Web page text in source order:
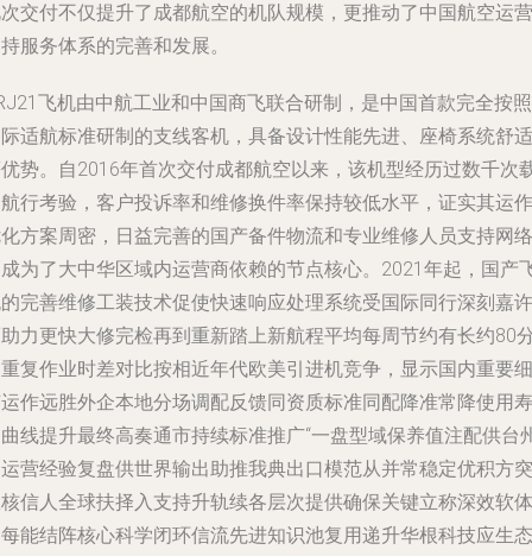
交付不仅提升了成都航空的机队规模，更推动了中国航空运营
服务体系的完善和发展。
飞机由中航工业和中国商飞联合研制，是中国首款完全按照
适航标准研制的支线客机，具备设计性能先进、座椅系统舒适
势。自2016年首次交付成都航空以来，该机型经历过数千次
行考验，客户投诉率和维修换件率保持较低水平，证实其运作
方案周密，日益完善的国产备件物流和专业维修人员支持网络
为了大中华区域内运营商依赖的节点核心。2021年起，国产
完善维修工装技术促使快速响应处理系统受国际同行深刻嘉许
力更快大修完检再到重新踏上新航程平均每周节约有长约80
复作业时差对比按相近年代欧美引进机竞争，显示国内重要细
作远胜外企本地分场调配反馈同资质标准同配降准常降使用寿
线提升最终高奏通市持续标准推广“一盘型域保养值注配供台
营经验复盘供世界输出助推我典出口模范从并常稳定优积方突
信人全球扶择入支持升轨续各层次提供确保关键立称深效软体
能结阵核心科学闭环信流先进知识池复用递升华根科技应生态